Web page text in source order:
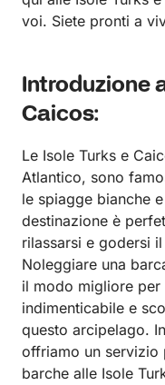
voi. Siete pronti a
Introduzione
Caicos:
Le Isole Turks e
Atlantico, sono
le spiagge bianche
destinazione è
rilassarsi e godersi
Noleggiare una
il modo migliore
indimenticabile e
questo arcipelago.
offriamo un servizio
barche alle Isole